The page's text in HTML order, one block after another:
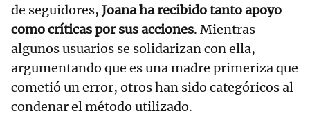
de seguidores, Joana ha recibido tanto apoyo
como críticas por sus acciones. Mientras
algunos usuarios se solidarizan con ella,
argumentando que es una madre primeriza que
cometió un error, otros han sido categóricos al
condenar el método utilizado.